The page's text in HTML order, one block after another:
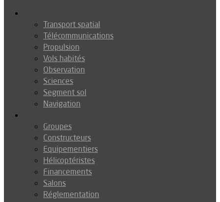
Transport spatial
Télécommunications
Propulsion
Vols habités
Observation
Sciences
Segment sol
Navigation
Groupes
Constructeurs
Equipementiers
Hélicoptéristes
Financements
Salons
Réglementation